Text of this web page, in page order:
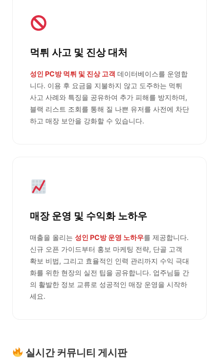
먹튀 사고 및 진상 대처
성인 PC방 먹튀 및 진상 고객 데이터베이스를 운영합
니다. 이용 후 요금을 지불하지 않고 도주하는 먹튀
사고 사례와 특징을 공유하여 추가 피해를 방지하며,
블랙 리스트 조회를 통해 질 나쁜 유저를 사전에 차단
하고 매장 보안을 강화할 수 있습니다.
매장 운영 및 수익화 노하우
매출을 올리는 성인 PC방 운영 노하우를 제공합니다.
신규 오픈 가이드부터 홍보 마케팅 전략, 단골 고객
확보 비법, 그리고 효율적인 인력 관리까지 수익 극대
화를 위한 현장의 실전 팁을 공유합니다. 업주님들 간
의 활발한 정보 교류로 성공적인 매장 운영을 시작하
세요.
실시간 커뮤니티 게시판